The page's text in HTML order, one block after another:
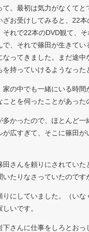
て。最初は気力がなくてと
ざお受けしてみると、22
それで22本のDVD観て、
で、それで篠田が生きてい
なってきました。まだ途中
持っていけるようなった
家の中でも一緒にいる時間
とを伺ったことがあった
多かったので、ほとんど一
が広すぎて、そこに篠田が
田さんを頼りにされていた
たりなさっていたのです
りにしていました。（い
いです。
下さんに仕事をしろとおっ